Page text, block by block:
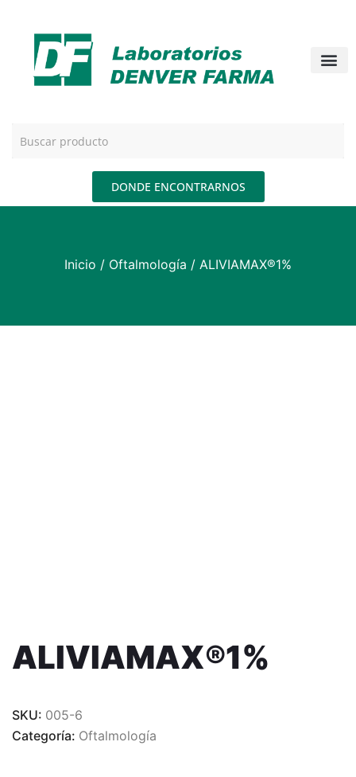
DONDE ENCONTRARNOS
Inicio / Oftalmología / ALIVIAMAX®1%
ALIVIAMAX®1%
SKU: 005-6
Categoría: Oftalmología